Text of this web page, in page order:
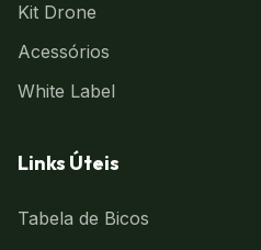
Kit Drone
Acessórios
White Label
Links Úteis
Tabela de Bicos